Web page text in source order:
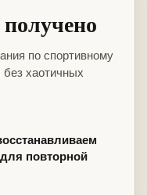
по спортивному
без хаотичных
повторной